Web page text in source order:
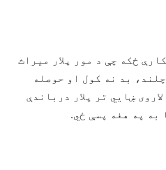
ځکه چې د مور پلار میراث
بد نه کول او حوصله
ښایي تر پلار درباندې
به په هغه پسې ځي.